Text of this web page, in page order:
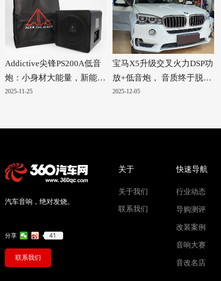
Addictive尖锋PS200A低音
炮：小身材大能量，新能源
汽车的绝配！
2025-11-25
宝马X5升级交叉火力DSP功
放+低音炮， 音质终于脱胎
换骨
2025-12-05
联系我们
汽车音响，绝对发烧。
分享 41
关于
关于我们
联系我们
快速导航
行业动态
导购测评
改装案例
音响大赛
音改名店